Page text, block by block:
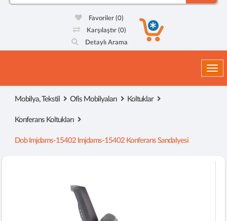
Favoriler(0)
Karşılaştır (0)
Detaylı Arama
Mobilya, Tekstil Ofis Mobilyaları Koltuklar
Konferans Koltukları
Dob Imjdams-15402 Imjdams-15402 Konferans Sandalyesi